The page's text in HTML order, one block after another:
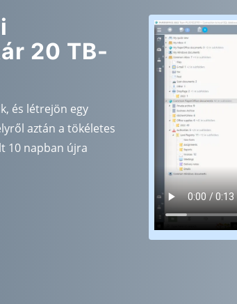
20 TB-
és létrejön egy
aztán a tökéletes
10 napban újra